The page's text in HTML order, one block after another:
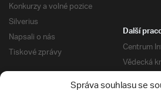
Správa souhlasu se
Konkurzy a volné pozice
Silverius
Napsali o nás
Tiskové zprávy
Další
Centrum
Vědecká
Správa